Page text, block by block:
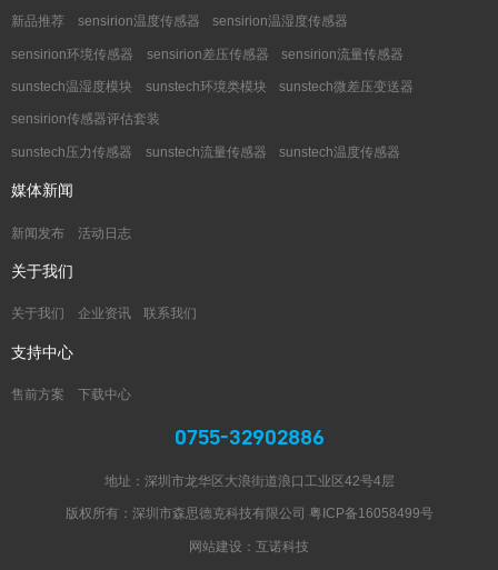
新品推荐 sensirion温度传感器 sensirion温湿度传感器
sensirion环境传感器 sensirion差压传感器 sensirion流量传感器
sunstech温湿度模块 sunstech环境类模块 sunstech微差压变送器
sensirion传感器评估套装
sunstech压力传感器 sunstech流量传感器 sunstech温度传感器
媒体新闻
新闻发布 活动日志
关于我们
关于我们 企业资讯 联系我们
支持中心
售前方案 下载中心
0755-32902886
地址：深圳市龙华区大浪街道浪口工业区42号4层
版权所有：深圳市森思德克科技有限公司 粤ICP备16058499号
网站建设：互诺科技